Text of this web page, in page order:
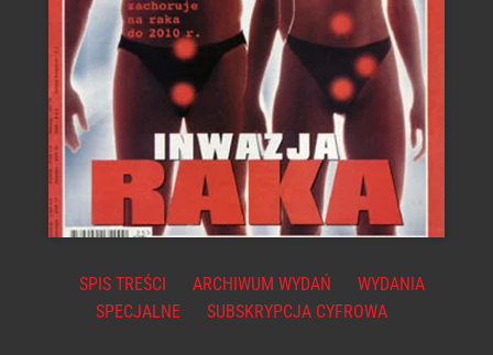
SPIS TREŚCI ARCHIWUM WYDAŃ
WYDANIA
SPECJALNE
SUBSKRYPCJA CYFROWA